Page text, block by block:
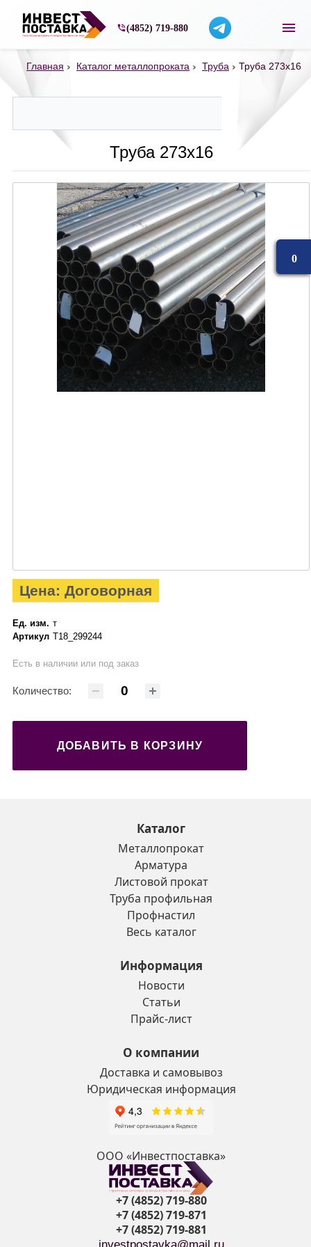
Строительные материалы со склада в
(4852) 719-880
Главная Каталог металлопроката Труба Труба 273х16
Труба 273х16
Цена: Договорная
Ед. изм. т
Артикул Т18_299244
Есть в наличии или под заказ
Количество:
ДОБАВИТЬ В КОРЗИНУ
Каталог
Металлопрокат
Арматура
Листовой прокат
Труба профильная
Профнастил
Весь каталог
Информация
Новости
Статьи
Прайс-лист
О компании
Доставка и самовывоз
Юридическая информация
ООО «Инвестпоставка»
+7 (4852) 719-880
+7 (4852) 719-871
+7 (4852) 719-881
investpostavka@mail.ru
0